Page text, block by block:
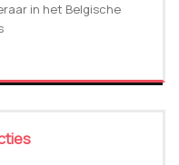
in het Belgische